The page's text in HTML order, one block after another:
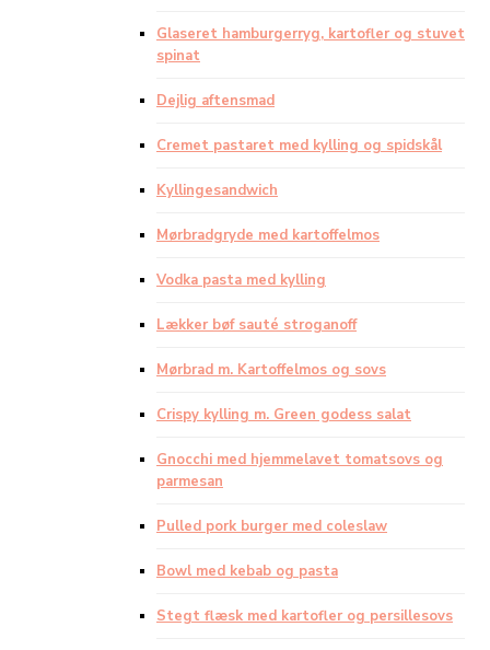
Glaseret hamburgerryg, kartofler og stuvet
spinat
Dejlig aftensmad
Cremet pastaret med kylling og spidskål
Kyllingesandwich
Mørbradgryde med kartoffelmos
Vodka pasta med kylling
Lækker bøf sauté stroganoff
Mørbrad m. Kartoffelmos og sovs
Crispy kylling m. Green godess salat
Gnocchi med hjemmelavet tomatsovs og
parmesan
Pulled pork burger med coleslaw
Bowl med kebab og pasta
Stegt flæsk med kartofler og persillesovs